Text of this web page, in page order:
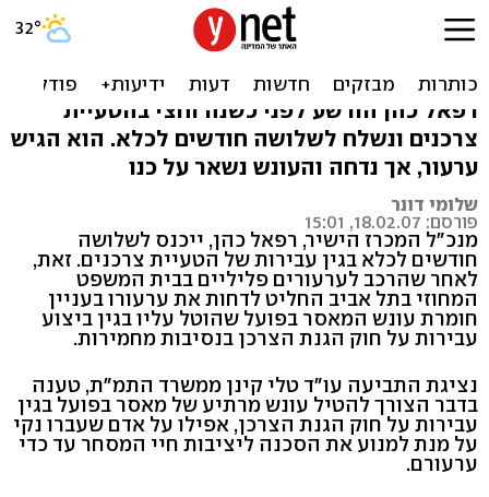
מנכ"ל המכרז הישיר נכנס
לכלא בגין הטעיית צרכנים
רפאל כהן הורשע לפני כשנה וחצי בהטעיית
צרכנים ונשלח לשלושה חודשים לכלא. הוא הגיש
ערעור, אך נדחה והעונש נשאר על כנו
שלומי דונר
פורסם: 18.02.07, 15:01
מנכ"ל המכרז הישיר, רפאל כהן, ייכנס לשלושה
חודשים לכלא בגין עבירות של הטעיית צרכנים. זאת,
לאחר שהרכב לערעורים פליליים בבית המשפט
המחוזי בתל אביב החליט לדחות את ערעורו בעניין
חומרת עונש המאסר בפועל שהוטל עליו בגין ביצוע
עבירות על חוק הגנת הצרכן בנסיבות מחמירות.
נציגת התביעה עו"ד טלי קינן ממשרד התמ"ת, טענה
בדבר הצורך להטיל עונש מרתיע של מאסר בפועל בגין
עבירות על חוק הגנת הצרכן, אפילו על אדם שעברו נקי
על מנת למנוע את הסכנה ליציבות חיי המסחר עד כדי
ערעורם.